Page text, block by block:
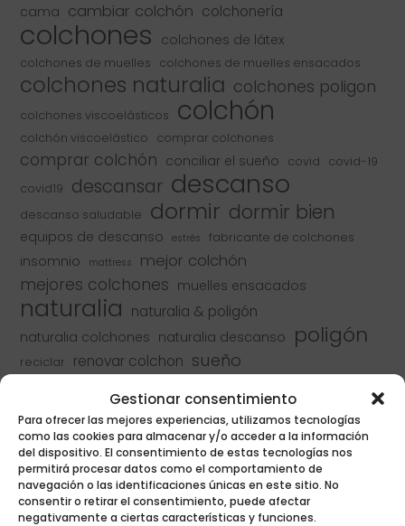
Gestionar consentimiento
Para ofrecer las mejores experiencias, utilizamos tecnologías
como las cookies para almacenar y/o acceder a la información
del dispositivo. El consentimiento de estas tecnologías nos
permitirá procesar datos como el comportamiento de
navegación o las identificaciones únicas en este sitio. No
consentir o retirar el consentimiento, puede afectar
negativamente a ciertas características y funciones.
cama cambiar colchón colchonería
colchones colchones de látex
colchones de muelles colchones de muelles ensacados
colchones naturalia colchones poligon
colchones viscoelásticos colchón
colchón viscoelástico comprar colchones
comprar colchón conciliar el sueño covid
covid-19
covid19
descansar descanso
descanso saludable dormir dormir bien
equipos de descanso estrés fabricante de colchones
insomnio mattress mejor colchón
mejores colchones muelles ensacados
naturalia naturalia & poligón
naturalia colchones naturalia descanso poligón
reciclar renovar colchon sueño